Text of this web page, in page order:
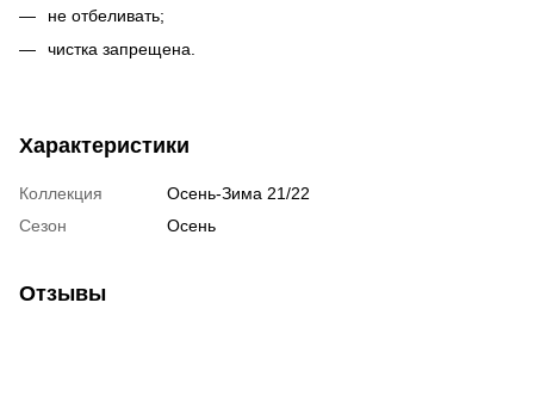
не отбеливать;
чистка запрещена.
Характеристики
Коллекция
Осень-Зима 21/22
Сезон
Осень
Отзывы